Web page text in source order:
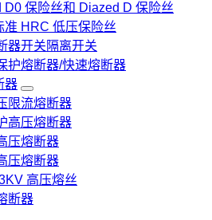
D0 保险丝和 Diazed D 保险丝
准 HRC 低压保险丝
器开关隔离开关
护熔断器/快速熔断器
器
限流熔断器
高压熔断器
压熔断器
压熔断器
高压熔丝
断器